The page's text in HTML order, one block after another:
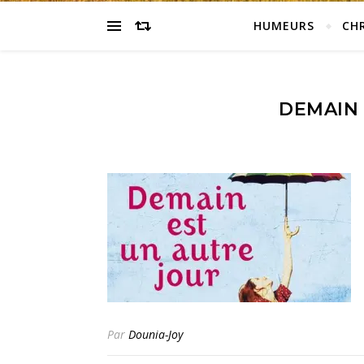
HUMEURS
DEMAIN
Par Dounia-Joy